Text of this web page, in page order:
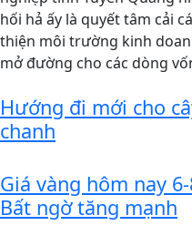
hối hả ấy là quyết tâm cải
thiện môi trường kinh
mở đường cho các dòng
Hướng đi mới cho
chanh
Giá vàng hôm nay
Bất ngờ tăng mạnh